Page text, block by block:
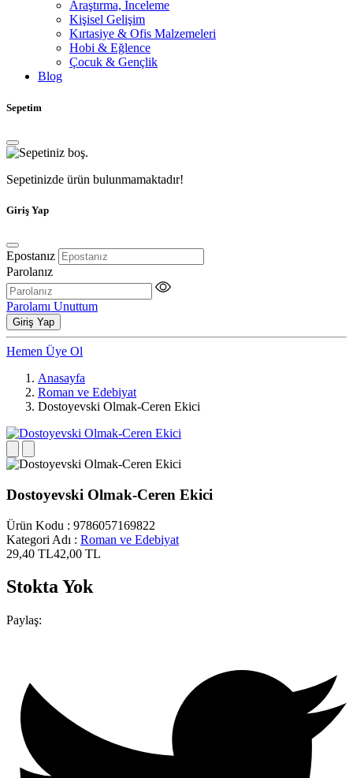
Araştırma, İnceleme
Kişisel Gelişim
Kırtasiye & Ofis Malzemeleri
Hobi & Eğlence
Çocuk & Gençlik
Blog
Sepetim
Sepetinizde ürün bulunmamaktadır!
Giriş Yap
Epostanız
Parolanız
Parolamı Unuttum
Giriş Yap
Hemen Üye Ol
Anasayfa
Roman ve Edebiyat
Dostoyevski Olmak-Ceren Ekici
Dostoyevski Olmak-Ceren Ekici
Ürün Kodu : 9786057169822
Kategori Adı : Roman ve Edebiyat
29,40 TL42,00 TL
Stokta Yok
Paylaş: